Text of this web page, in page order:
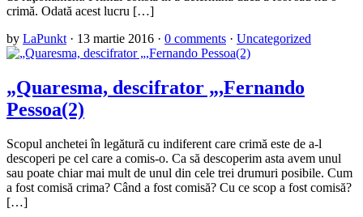
crimă. Odată acest lucru […]
by LaPunkt · 13 martie 2016 · 0 comments · Uncategorized
„Quaresma, descifrator „,Fernando
Pessoa(2)
Scopul anchetei în legătură cu indiferent care crimă este de a-l
descoperi pe cel care a comis-o. Ca să descoperim asta avem unul
sau poate chiar mai mult de unul din cele trei drumuri posibile. Cum
a fost comisă crima? Când a fost comisă? Cu ce scop a fost comisă?
[…]